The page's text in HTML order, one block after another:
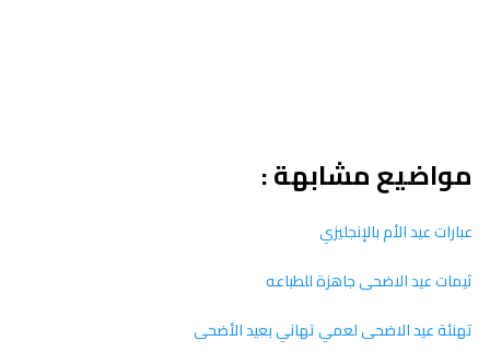
مواضيع مشابهة :
عبارات عيد الأم بالإنجليزي
ثيمات عيد الاضحى جاهزة للطباعه
تهنئة عيد الاضحى لعمي تهاني بعيد الأضحى